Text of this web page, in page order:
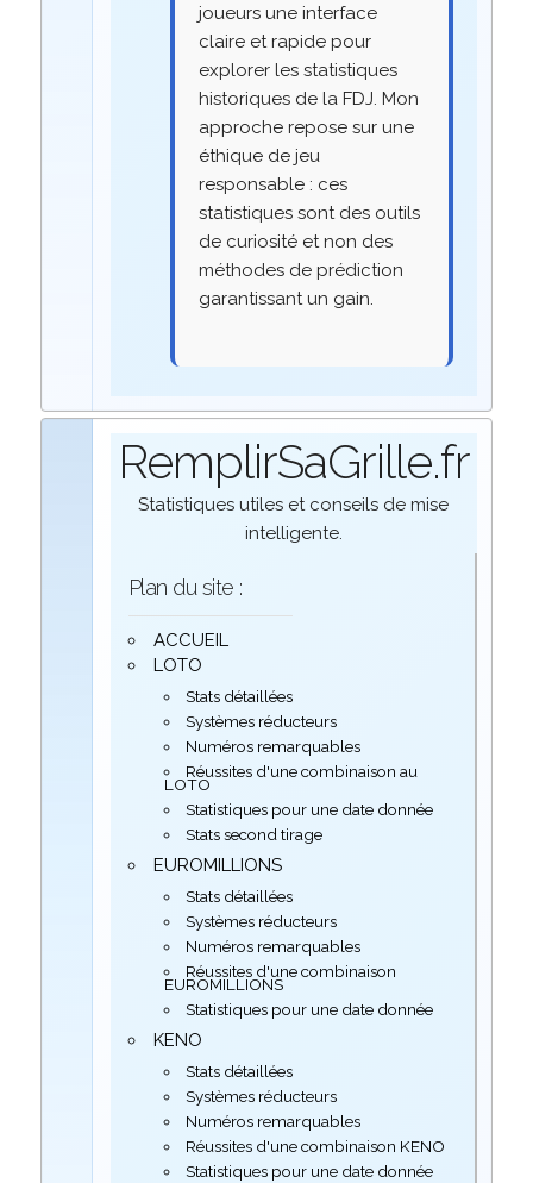
joueurs une interface
claire et rapide pour
explorer les statistiques
historiques de la FDJ. Mon
approche repose sur une
éthique de jeu
responsable : ces
statistiques sont des outils
de curiosité et non des
méthodes de prédiction
garantissant un gain.
RemplirSaGrille.fr
Statistiques utiles et conseils de mise
intelligente.
Plan du site :
ACCUEIL
LOTO
Stats détaillées
Systèmes réducteurs
Numéros remarquables
Réussites d'une combinaison au
LOTO
Statistiques pour une date donnée
Stats second tirage
EUROMILLIONS
Stats détaillées
Systèmes réducteurs
Numéros remarquables
Réussites d'une combinaison
EUROMILLIONS
Statistiques pour une date donnée
KENO
Stats détaillées
Systèmes réducteurs
Numéros remarquables
Réussites d'une combinaison KENO
Statistiques pour une date donnée